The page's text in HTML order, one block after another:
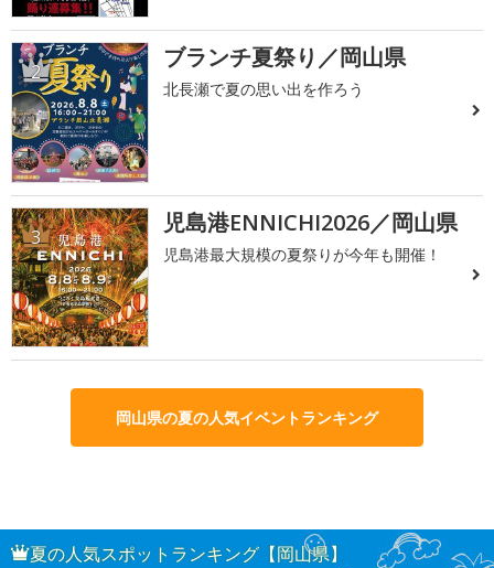
2 ブランチ夏祭り／岡山県
北長瀬で夏の思い出を作ろう
3 児島港ENNICHI2026／岡山県
児島港最大規模の夏祭りが今年も開催！
岡山県の夏の人気イベントランキング
夏の人気スポットランキング【岡山県】